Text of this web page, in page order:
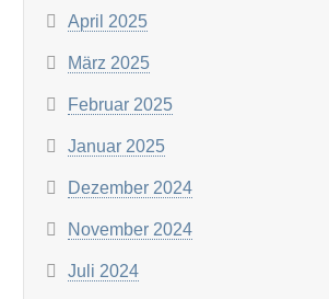
April 2025
März 2025
Februar 2025
Januar 2025
Dezember 2024
November 2024
Juli 2024